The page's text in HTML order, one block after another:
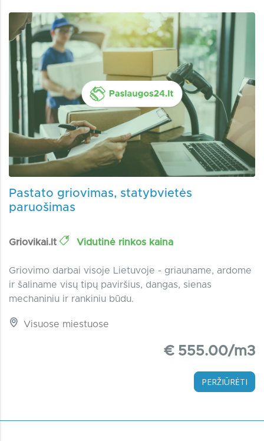
Pastato griovimas, statybvietės
paruošimas
Griovikai.lt Vidutinė rinkos kaina
Griovimo darbai visoje Lietuvoje - griauname, ardome
ir šaliname visų tipų paviršius, dangas, sienas
mechaniniu ir rankiniu būdu.
Visuose miestuose
€ 555.00/m3
PERŽIŪRĖTI